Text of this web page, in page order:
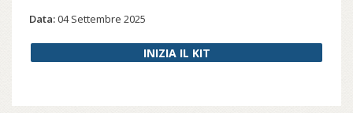
e religioso, ed è corredato da una bibliografia
essenziale.
Data:04 Settembre 2025
INIZIA IL KIT